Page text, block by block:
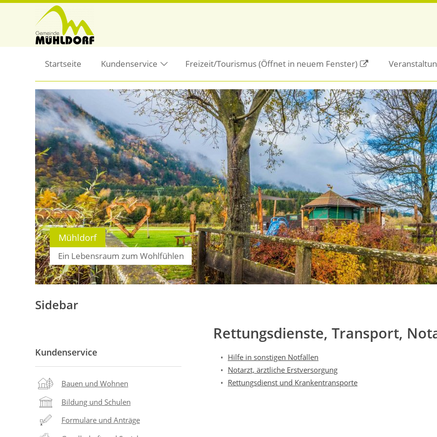
Startseite Kundenservice Freizeit/Tourismus(Öffnet in neuem Fenster)
Mühldorf
Ein Lebensraum zum Wohlfühlen
Rettungsdienste, Transport,
Hilfe in sonstigen Notfällen
Notarzt, ärztliche Erstversorgung
Rettungsdienst und Krankentransporte
Sidebar
Kundenservice
Bauen und Wohnen
Bildung und Schulen
Formulare und Anträge